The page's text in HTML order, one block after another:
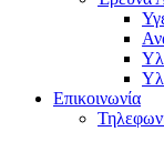
Επικοινωνία